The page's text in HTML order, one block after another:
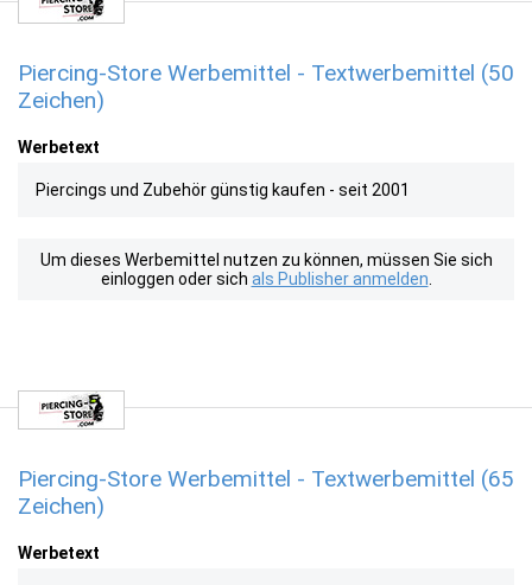
Piercing-Store Werbemittel - Textwerbemittel (50
Zeichen)
Werbetext
Piercings und Zubehör günstig kaufen - seit 2001
Um dieses Werbemittel nutzen zu können, müssen Sie sich
einloggen oder sich als Publisher anmelden
Piercing-Store Werbemittel - Textwerbemittel (65
Zeichen)
Werbetext